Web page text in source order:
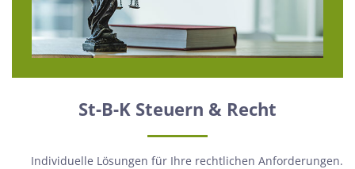
St-B-K Steuern & Recht
Individuelle Lösungen für Ihre rechtlichen Anforderungen.